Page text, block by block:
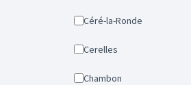
Céré-la-Ronde
Cerelles
Chambon